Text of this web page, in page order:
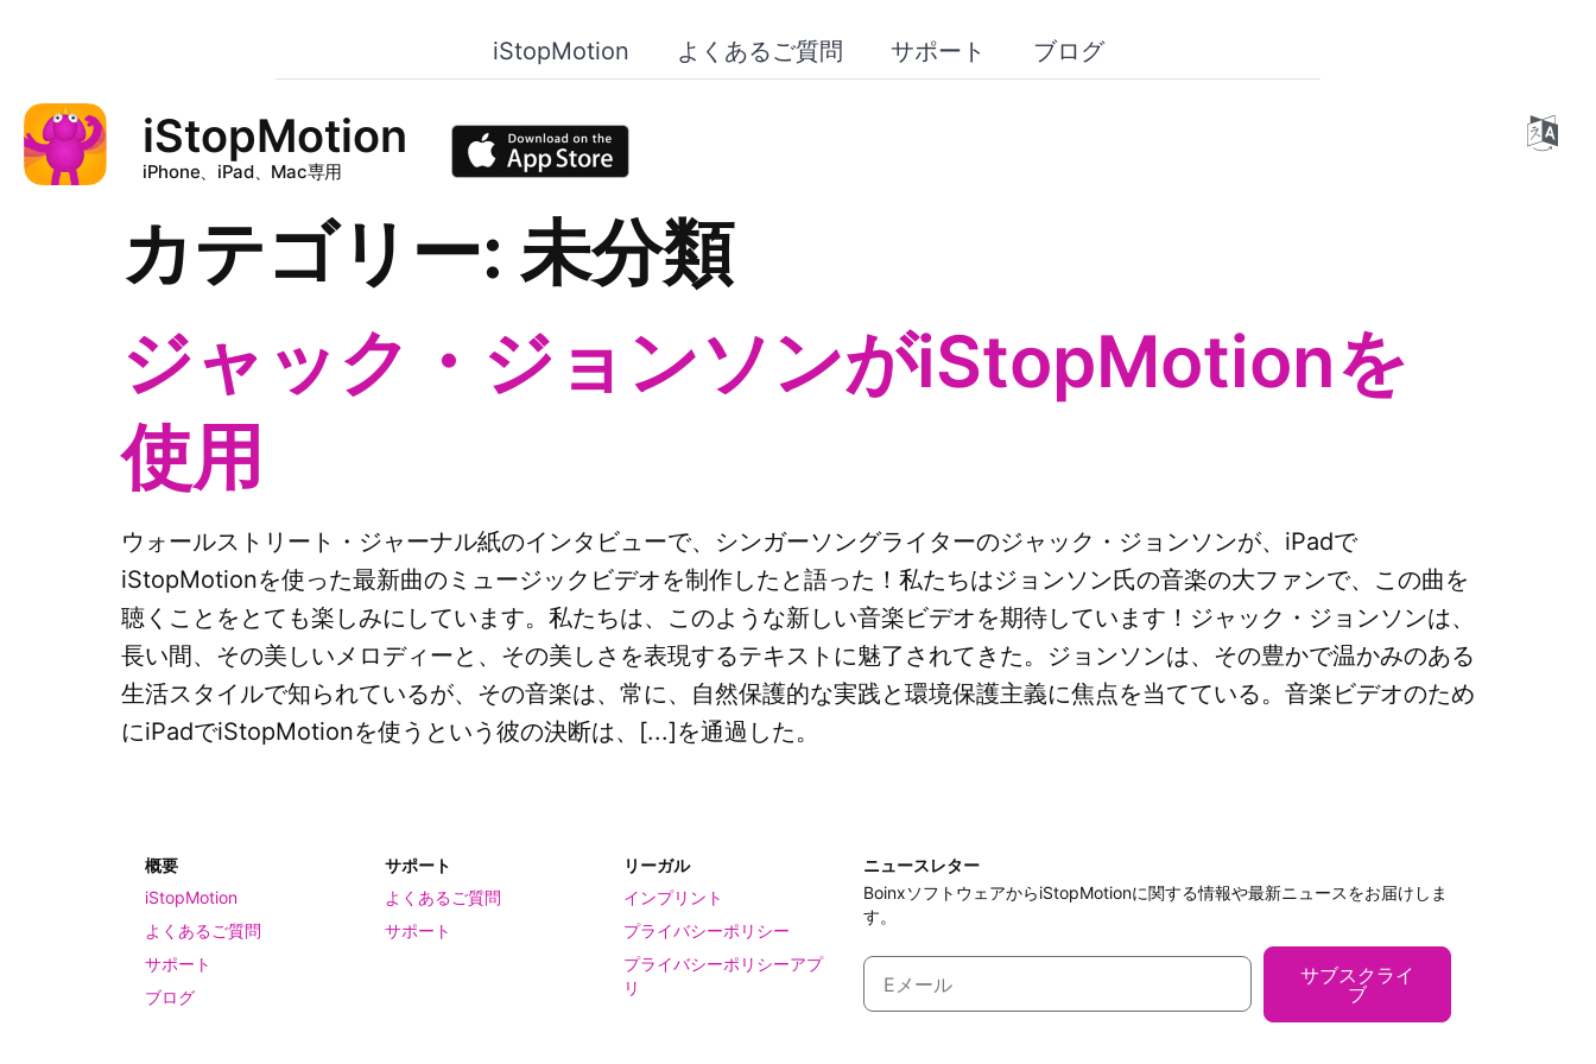
iStopMotion よくあるご質問 サポート ブログ
iStopMotion
iPhone、iPad、Mac専用
カテゴリー: 未分類
ジャック・ジョンソンがiStopMotionを
使用
ウォールストリート・ジャーナル紙のインタビューで、シンガーソングライターのジャック・ジョンソンが、iPadで
iStopMotionを使った最新曲のミュージックビデオを制作したと語った！私たちはジョンソン氏の音楽の大ファンで、この曲を
聴くことをとても楽しみにしています。私たちは、このような新しい音楽ビデオを期待しています！ジャック・ジョンソンは、
長い間、その美しいメロディーと、その美しさを表現するテキストに魅了されてきた。ジョンソンは、その豊かで温かみのある
生活スタイルで知られているが、その音楽は、常に、自然保護的な実践と環境保護主義に焦点を当てている。音楽ビデオのため
にiPadでiStopMotionを使うという彼の決断は、[...]を通過した。
概要
iStopMotion
よくあるご質問
サポート
ブログ
サポート
よくあるご質問
サポート
リーガル
インプリント
プライバシーポリシー
プライバシーポリシーアプ
リ
ニュースレター
BoinxソフトウェアからiStopMotionに関する情報や最新ニュースをお届けしま
す。
サブスクライ
ブ